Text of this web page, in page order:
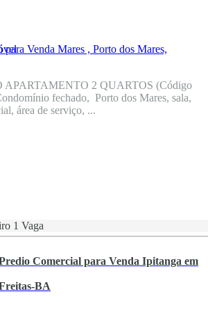
APARTAMENTO 2 QUARTOS (Código
fechado, Porto dos Mares, sala,
área de serviço, ...
1 Vaga
Comercial para Venda Ipitanga em
BA